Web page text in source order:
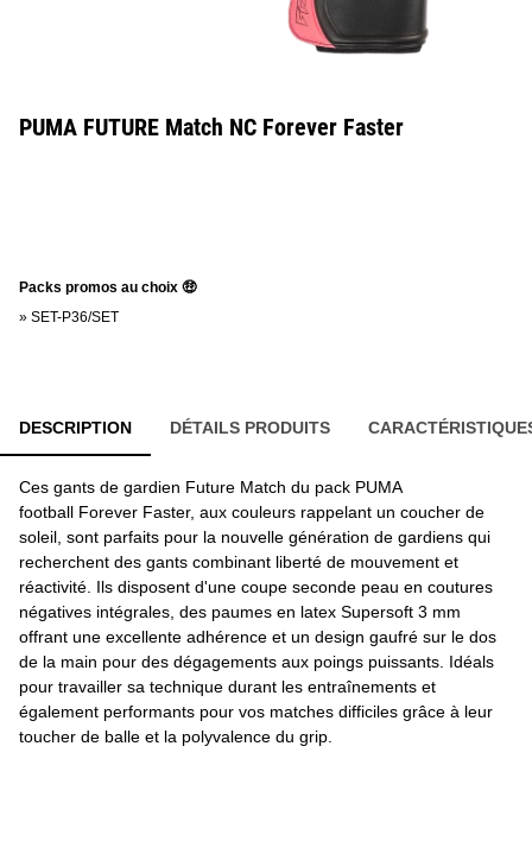
PUMA FUTURE Match NC Forever Faster
Packs promos au choix 🤑
» SET-P36/SET
DESCRIPTION DÉTAILS PRODUITS
Ces gants de gardien Future Match du pack PUMA
football Forever Faster, aux couleurs rappelant un coucher de
soleil, sont parfaits pour la nouvelle génération de gardiens qui
recherchent des gants combinant liberté de mouvement et
réactivité. Ils disposent d'une coupe seconde peau en coutures
négatives intégrales, des paumes en latex Supersoft 3 mm
offrant une excellente adhérence et un design gaufré sur le dos
de la main pour des dégagements aux poings puissants. Idéals
pour travailler sa technique durant les entraînements et
également performants pour vos matches difficiles grâce à leur
toucher de balle et la polyvalence du grip.